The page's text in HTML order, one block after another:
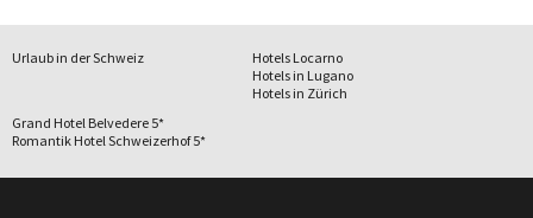
Wenn Sie in die USA reisen oder wenn Sie einen Umstieg in den USA
haben, müssen Sie im Besitz der ESTA sein. Ansonsten können Sie Ihre
Reise nicht fortsetzen.
Urlaub in der Schweiz
Hotels Locarno
Hotels in Lugano
Hotels in Zürich
Grand Hotel Belvedere 5*
Romantik Hotel Schweizerhof 5*